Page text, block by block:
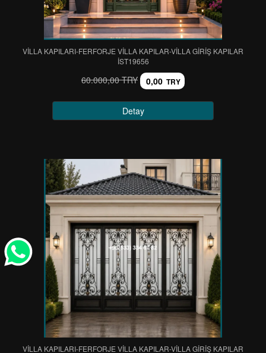
VİLLA KAPILARI-FERFORJE VİLLA KAPILAR-VİLLA GİRİŞ KAPILAR
IST19656
60.000,00 TRY 0,00 TRY
Detay
VİLLA KAPILARI-FERFORJE VİLLA KAPILAR-VİLLA GİRİŞ KAPILAR